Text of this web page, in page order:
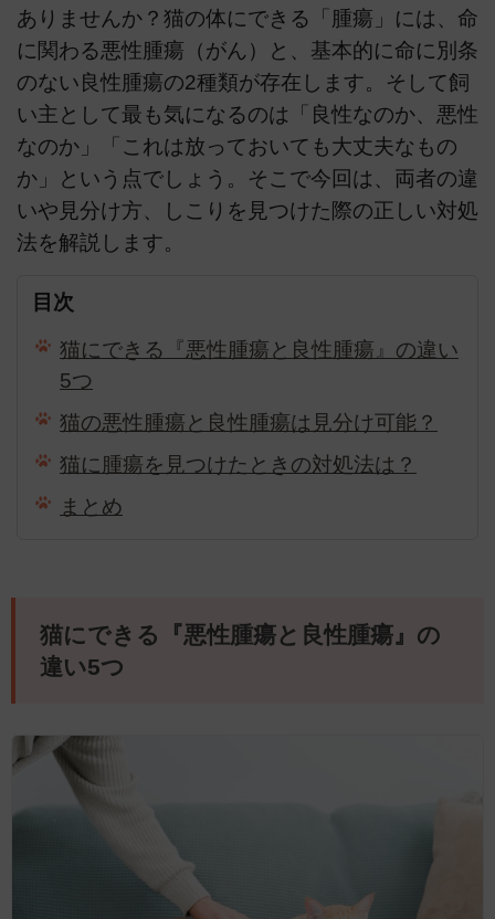
ありませんか？猫の体にできる「腫瘍」には、命
に関わる悪性腫瘍（がん）と、基本的に命に別条
のない良性腫瘍の2種類が存在します。そして飼
い主として最も気になるのは「良性なのか、悪性
なのか」「これは放っておいても大丈夫なもの
か」という点でしょう。そこで今回は、両者の違
いや見分け方、しこりを見つけた際の正しい対処
法を解説します。
目次
猫にできる『悪性腫瘍と良性腫瘍』の違い
5つ
猫の悪性腫瘍と良性腫瘍は見分け可能？
猫に腫瘍を見つけたときの対処法は？
まとめ
猫にできる『悪性腫瘍と良性腫瘍』の
違い5つ